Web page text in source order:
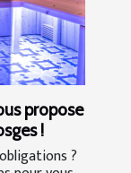
propose
!
?